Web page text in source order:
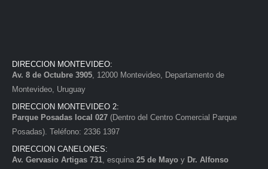
DIRECCION MONTEVIDEO:
Av. 8 de Octubre 3905, 12000 Montevideo, Departamento de
Montevideo, Uruguay
DIRECCION MONTEVIDEO 2:
Parque Posadas local 027 (Dentro del Centro Comercial Parque
Posadas). Teléfono: 2336 1397
DIRECCION CANELONES:
Av. Gervasio Artigas 731, esquina 25 de Mayo y Dr. Alfonso